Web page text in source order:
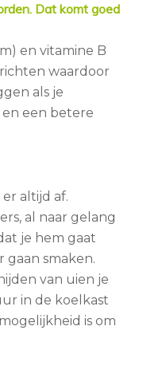
Dat komt goed
en vitamine B
waardoor
als je
een betere
altijd af.
al naar gelang
je hem gaat
smaken.
van uien je
in de koelkast
is om